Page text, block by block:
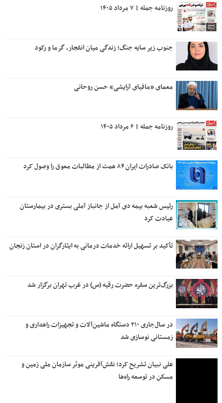
روزنامه جمله | ۷ مرداد ۱۴۰۵
جنوب زیر سایه جنگ؛ زندگی میان انفجار، گرما و رکود
معمای «مافیای آرایشی» حسن روحانی
روزنامه جمله | ۶ مرداد ۱۴۰۵
بانک صادرات ایران ۸۴ همت از مطالبات معوق را وصول کرد
رئیس شعبه بیمه دی آمل از جانباز آملی بستری در بیمارستان
عیادت کرد
تأکید بر تسهیل ارائه خدمات درمانی به ایثارگران در استان زنجان
بزرگ‌ترین سفره حضرت رقیه (س) در غرب تهران برگزار شد
در سال‌جاری ۲۱۰ دستگاه ماشین‌آلات و تجهیزات راهداری و
زمستانی نوسازی شد
علی نبیان تشریح کرد؛ نقش‌آفرینی موثر سازمان ملی زمین و
مسکن در توسعه راه‌ها